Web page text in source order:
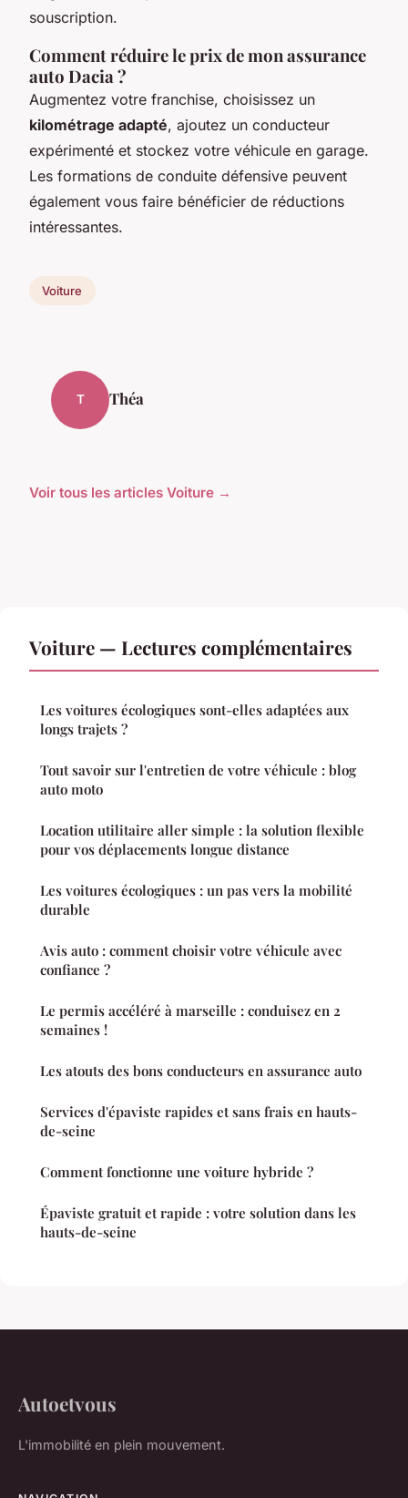
souscription.
Comment réduire le prix de mon assurance
auto Dacia ?
Augmentez votre franchise, choisissez un
kilométrage adapté, ajoutez un conducteur
expérimenté et stockez votre véhicule en garage.
Les formations de conduite défensive peuvent
également vous faire bénéficier de réductions
intéressantes.
Voiture
T Théa
Voir tous les articles Voiture →
Voiture — Lectures complémentaires
Les voitures écologiques sont-elles adaptées aux
longs trajets ?
Tout savoir sur l'entretien de votre véhicule : blog
auto moto
Location utilitaire aller simple : la solution flexible
pour vos déplacements longue distance
Les voitures écologiques : un pas vers la mobilité
durable
Avis auto : comment choisir votre véhicule avec
confiance ?
Le permis accéléré à marseille : conduisez en 2
semaines !
Les atouts des bons conducteurs en assurance auto
Services d'épaviste rapides et sans frais en hauts-
de-seine
Comment fonctionne une voiture hybride ?
Épaviste gratuit et rapide : votre solution dans les
hauts-de-seine
Autoetvous
L'immobilité en plein mouvement.